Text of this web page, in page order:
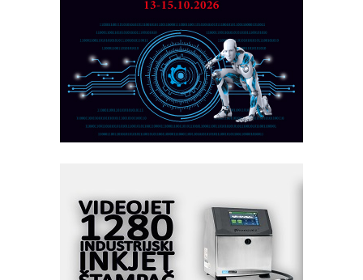
Marcom-plast d.o.o.- vaš pouzdan
partner
CTO - Prilagodite svoju toplinsku
obradu!
Razvoj asortimanskog pravca MINI-
PLC AKYTEC
AUKOM: Svetski standard metrologije
dostupan u Srbiji
I.SAFE MOBILE revolucioniše
industrijsku automatizaciju
pionirskimmobile operator PANEL-OM
Fleksibilno stezanje i brzo
podešavanje u proizvodnji prototipova